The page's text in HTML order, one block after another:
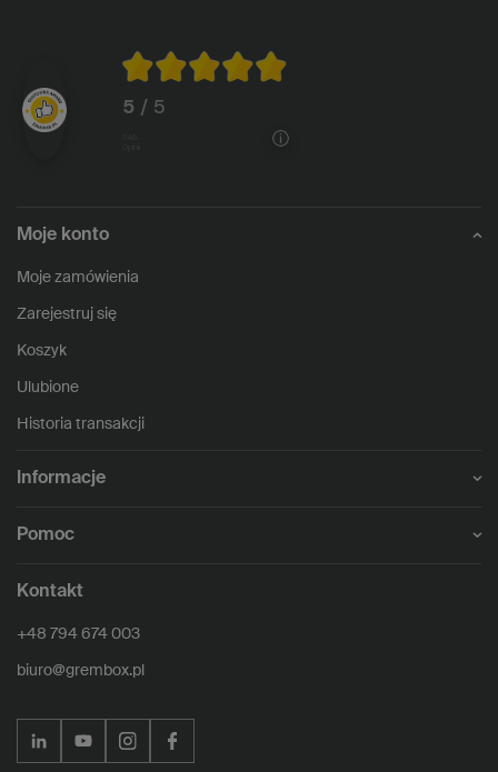
5 / 5
Moje konto
Moje zamówienia
Zarejestruj się
Koszyk
Ulubione
Historia transakcji
Informacje
Pomoc
Kontakt
+48 794 674 003
biuro@grembox.pl